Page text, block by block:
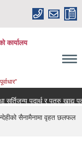
कार्यालय
सुर्तिजन्य पदार्थ र पत्रु खाद्य
सैनामैनामा वृहत छलफल